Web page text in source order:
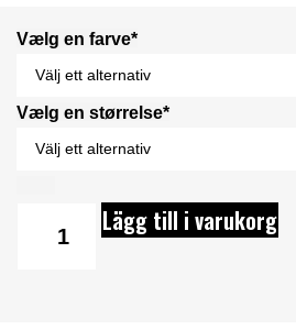
Vælg en farve*
Vælg en størrelse*
Lägg till i varukorg